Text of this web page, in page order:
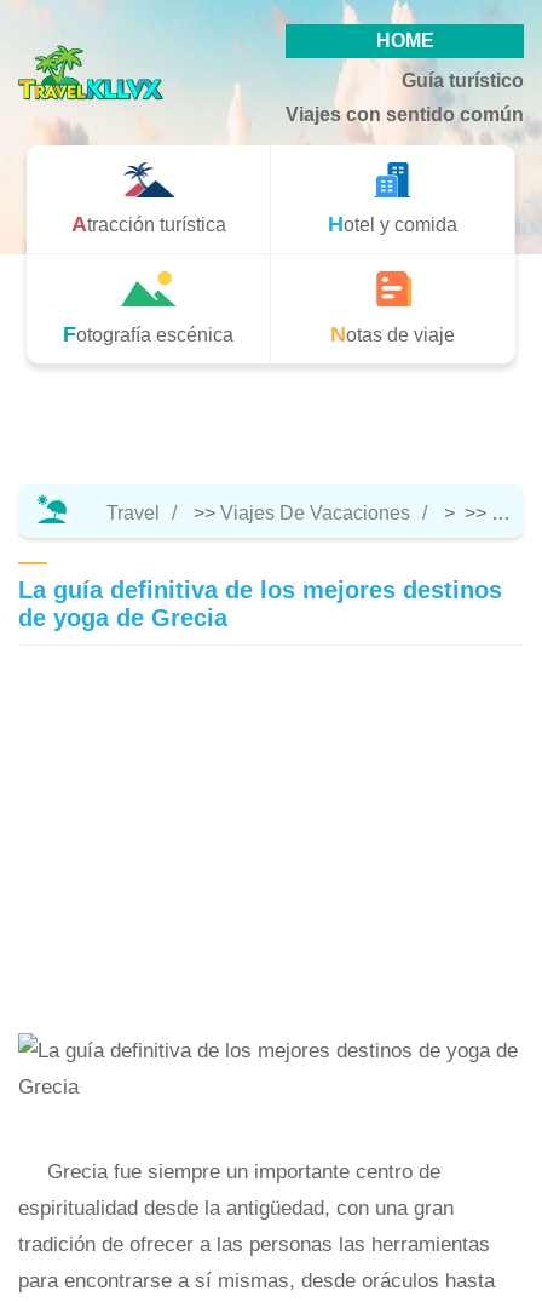
HOME
Guía turístico
Viajes con sentido común
Atracción turística Hotel y comida
Fotografía escénica Notas de viaje
Travel >> Viajes De Vacaciones > >>
La guía definitiva de los mejores destinos
de yoga de Grecia
Grecia fue siempre un importante centro de
espiritualidad desde la antigüedad, con una gran
tradición de ofrecer a las personas las herramientas
para encontrarse a sí mismas, desde oráculos hasta